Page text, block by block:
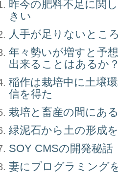
昨今の肥料不足に関
きい
人手が足りないとこ
年々勢いが増すと予
出来ることはあるか？
稲作は栽培中に土壌
信を得た
栽培と畜産の間にあ
緑泥石から土の形成
SOY CMSの開発秘話
妻にプログラミング